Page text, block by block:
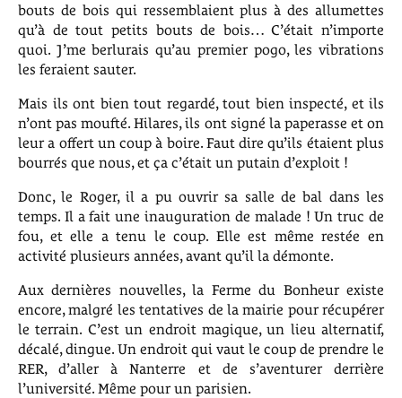
bouts de bois qui ressemblaient plus à des allumettes
qu’à de tout petits bouts de bois… C’était n’importe
quoi. J’me berlurais qu’au premier pogo, les vibrations
les feraient sauter.
Mais ils ont bien tout regardé, tout bien inspecté, et ils
n’ont pas moufté. Hilares, ils ont signé la paperasse et on
leur a offert un coup à boire. Faut dire qu’ils étaient plus
bourrés que nous, et ça c’était un putain d’exploit !
Donc, le Roger, il a pu ouvrir sa salle de bal dans les
temps. Il a fait une inauguration de malade ! Un truc de
fou, et elle a tenu le coup. Elle est même restée en
activité plusieurs années, avant qu’il la démonte.
Aux dernières nouvelles, la Ferme du Bonheur existe
encore, malgré les tentatives de la mairie pour récupérer
le terrain. C’est un endroit magique, un lieu alternatif,
décalé, dingue. Un endroit qui vaut le coup de prendre le
RER, d’aller à Nanterre et de s’aventurer derrière
l’université. Même pour un parisien.